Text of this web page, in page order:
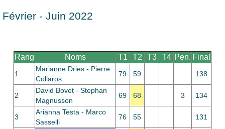
Résultats▼
Classement▼
Le Club
Février - Juin 2022
Rang Noms T1 T2 T3 T4 Pen. Final
1
Marianne Dries - Pierre
Collaros
79 59 138
2
David Bovet - Stephan
Magnusson
69 68 3 134
3
Arianna Testa - Marco
Sasselli
76 55 131